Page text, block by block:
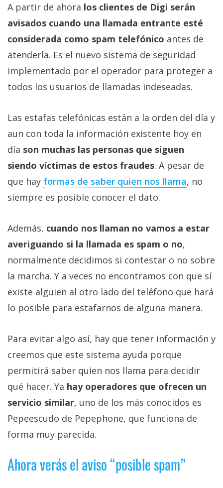
A partir de ahora los clientes de Digi serán
avisados cuando una llamada entrante esté
considerada como spam telefónico antes de
atenderla. Es el nuevo sistema de seguridad
implementado por el operador para proteger a
todos los usuarios de llamadas indeseadas.
Las estafas telefónicas están a la orden del día y
aun con toda la información existente hoy en
día son muchas las personas que siguen
siendo víctimas de estos fraudes. A pesar de
que hay formas de saber quien nos llama, no
siempre es posible conocer el dato.
Además, cuando nos llaman no vamos a estar
averiguando si la llamada es spam o no,
normalmente decidimos si contestar o no sobre
la marcha. Y a veces no encontramos con que sí
existe alguien al otro lado del teléfono que hará
lo posible para estafarnos de alguna manera.
Para evitar algo así, hay que tener información y
creemos que este sistema ayuda porque
permitirá saber quien nos llama para decidir
qué hacer. Ya hay operadores que ofrecen un
servicio similar, uno de los más conocidos es
Pepeescudo de Pepephone, que funciona de
forma muy parecida.
Ahora verás el aviso “posible spam”